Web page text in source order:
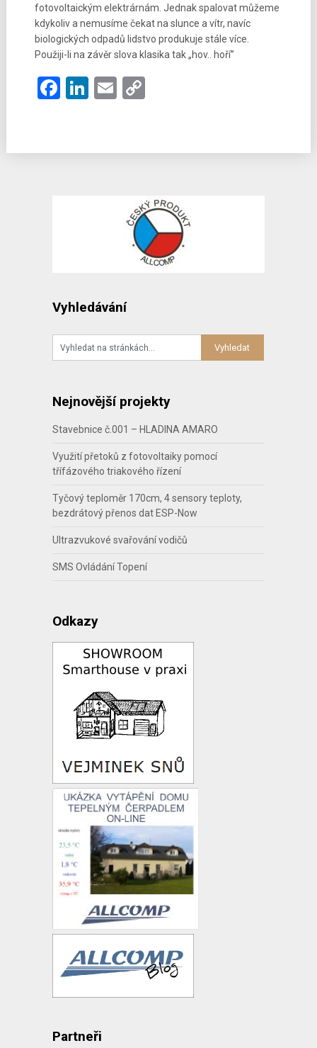
fotovoltaickým elektrárnám. Jednak spalovat můžeme
kdykoliv a nemusíme čekat na slunce a vítr, navíc
biologických odpadů lidstvo produkuje stále více.
Použiji-li na závěr slova klasika tak „hov.. hoří”
Facebook
LinkedIn
EmailCopy
Vyhledávání
Nejnovější projekty
Stavebnice č.001 – HLADINA AMARO
Využití přetoků z fotovoltaiky pomocí
třífázového triakového řízení
Tyčový teploměr 170cm, 4 sensory teploty,
bezdrátový přenos dat ESP-Now
Ultrazvukové svařování vodičů
SMS Ovládání Topení
Odkazy
Partneři